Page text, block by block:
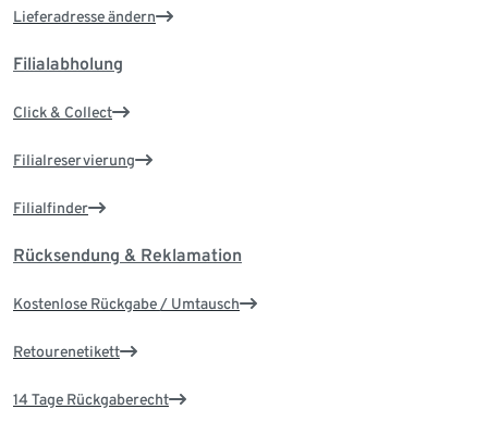
Lieferadresse ändern
Filialabholung
Click & Collect
Filialreservierung
Filialfinder
Rücksendung & Reklamation
Kostenlose Rückgabe / Umtausch
Retourenetikett
14 Tage Rückgaberecht